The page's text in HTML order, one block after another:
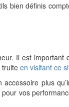
bien définis
Il est important
truite en visitant ce
plus
vos